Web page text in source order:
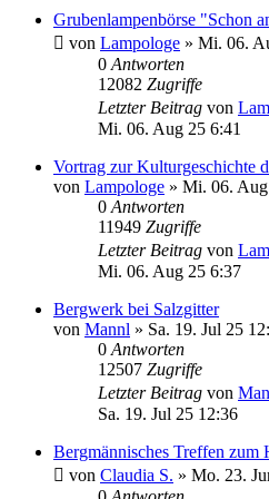
Grubenlampenbörse "Schon
von Lampologe » Mi. 06.
0 Antworten
12082 Zugriffe
Letzter Beitrag von
Mi. 06. Aug 25 6:41
Vortrag zur Kulturgeschichte
von Lampologe » Mi. 06.
0 Antworten
11949 Zugriffe
Letzter Beitrag von
Mi. 06. Aug 25 6:37
Bergwerk bei Salzgitter
von Mannl » Sa. 19. Jul 25
0 Antworten
12507 Zugriffe
Letzter Beitrag von
Sa. 19. Jul 25 12:36
Bergmännisches Treffen zum
von Claudia S. » Mo. 23.